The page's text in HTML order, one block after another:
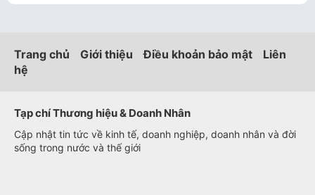
Trang chủ Giới thiệu Điều khoản bảo mật
Liên
hệ
Tạp chí Thương hiệu & Doanh Nhân
Cập nhật tin tức về kinh tế, doanh nghiệp, doanh nhân và đời
sống trong nước và thế giới